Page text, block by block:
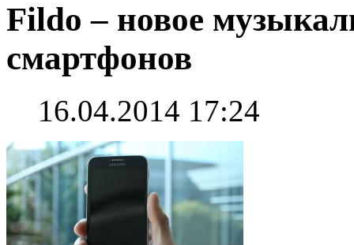
Fildo – новое
смартфонов
16.04.2014 17:24